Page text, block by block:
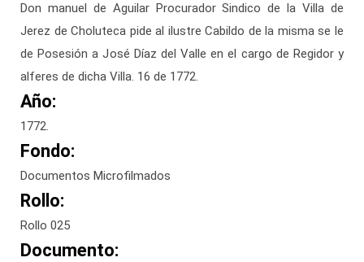
Don manuel de Aguilar Procurador Sindico de la Villa de
Jerez de Choluteca pide al ilustre Cabildo de la misma se le
de Posesión a José Díaz del Valle en el cargo de Regidor y
alferes de dicha Villa. 16 de 1772.
Año:
1772.
Fondo:
Documentos Microfilmados
Rollo:
Rollo 025
Documento: